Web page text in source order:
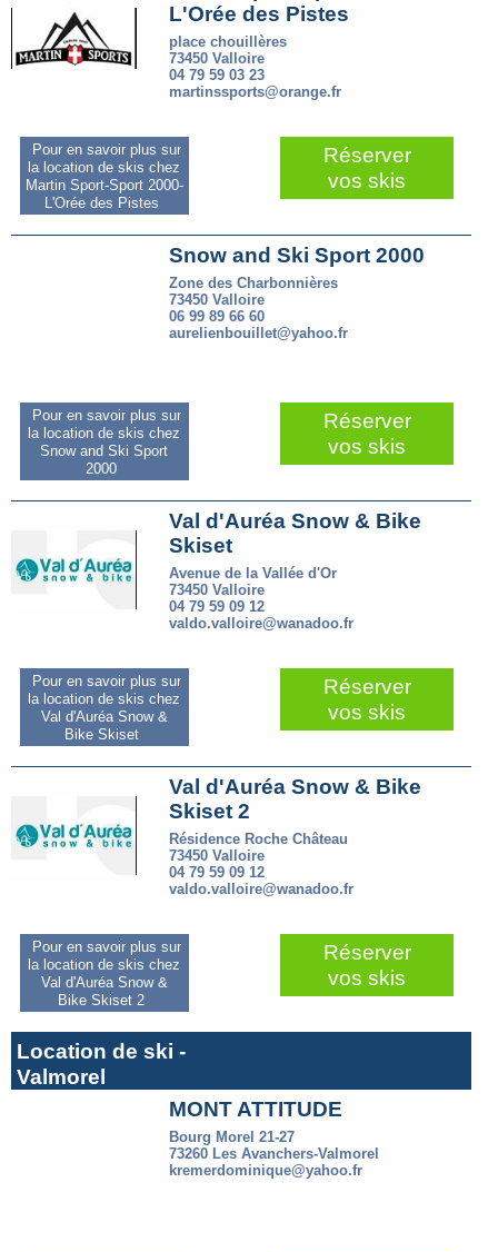
L'Orée des Pistes
place chouillères
73450 Valloire
04 79 59 03 23
martinssports@orange.fr
Pour en savoir plus sur
la location de skis chez
Martin Sport-Sport 2000-
L'Orée des Pistes
Réserver
vos skis
Snow and Ski Sport 2000
Zone des Charbonnières
73450 Valloire
06 99 89 66 60
aurelienbouillet@yahoo.fr
Pour en savoir plus sur
la location de skis chez
Snow and Ski Sport
2000
Réserver
vos skis
Val d'Auréa Snow & Bike
Skiset
Avenue de la Vallée d'Or
73450 Valloire
04 79 59 09 12
valdo.valloire@wanadoo.fr
Pour en savoir plus sur
la location de skis chez
Val d'Auréa Snow &
Bike Skiset
Réserver
vos skis
Val d'Auréa Snow & Bike
Skiset 2
Résidence Roche Château
73450 Valloire
04 79 59 09 12
valdo.valloire@wanadoo.fr
Pour en savoir plus sur
la location de skis chez
Val d'Auréa Snow &
Bike Skiset 2
Réserver
vos skis
Location de ski -
Valmorel
MONT ATTITUDE
Bourg Morel 21-27
73260 Les Avanchers-Valmorel
kremerdominique@yahoo.fr